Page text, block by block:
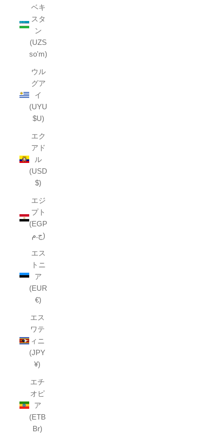
ベキ
スタ
ン
(UZS
so'm)
ウル
グア
イ
(UYU
$U)
エク
アド
ル
(USD
$)
エジ
プト
(EGP
ج.م)
エス
トニ
ア
(EUR
€)
エス
ワテ
ィニ
(JPY
¥)
エチ
オピ
ア
(ETB
Br)